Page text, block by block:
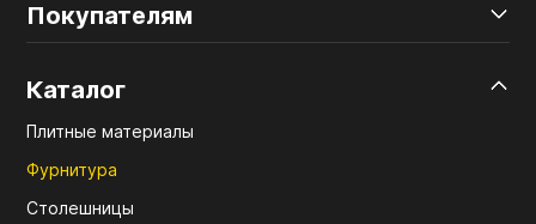
Покупателям
Каталог
Плитные материалы
Фурнитура
Столешницы